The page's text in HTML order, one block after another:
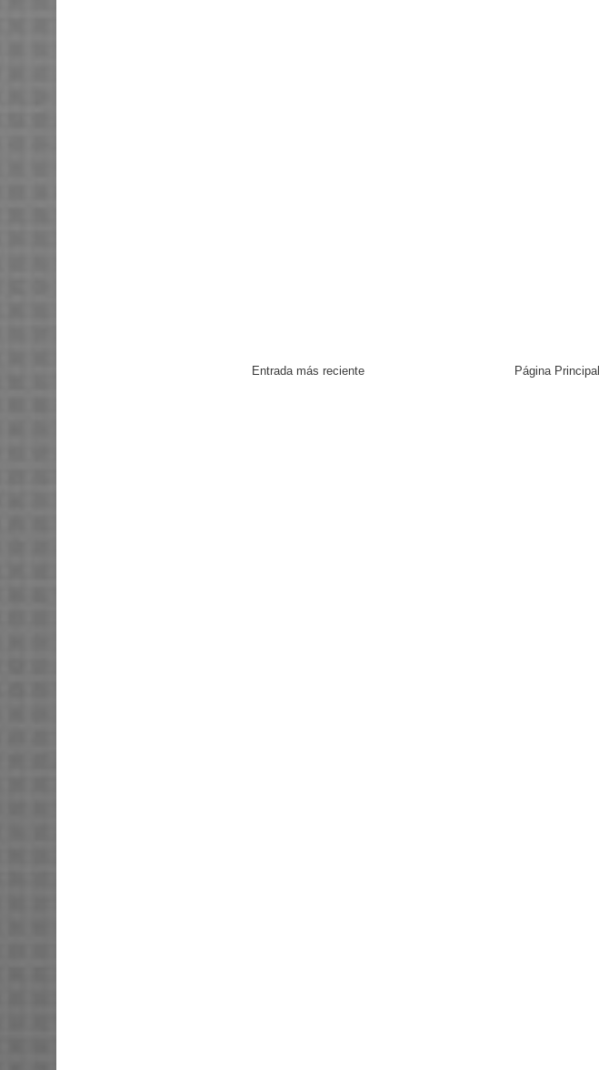
Entrada más reciente Página Principal